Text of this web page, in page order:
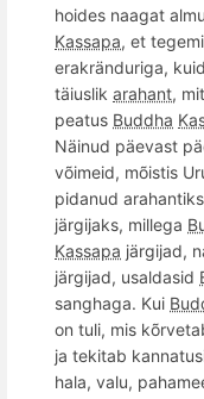
hoides naagat
Kassapa, et
erakränduriga,
täiuslik arahant,
peatus Buddha
Näinud päevast p
võimeid, mõistis
pidanud
järgijaks, millega
Kassapa järgijad,
järgijad, usaldasid
sanghaga. Kui
on tuli, mis kõ
ja tekitab
hala, valu,